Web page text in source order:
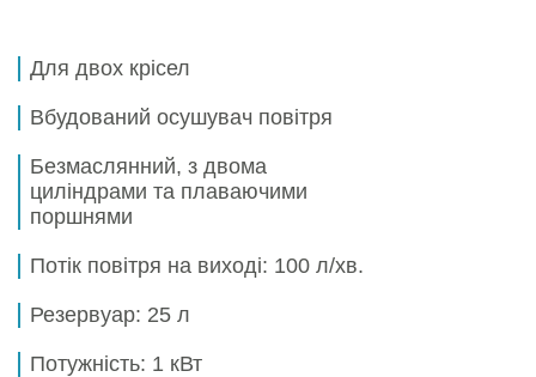
Для двох крісел
Вбудований осушувач повітря
Безмаслянний, з двома
циліндрами та плаваючими
поршнями
Потік повітря на виході: 100 л/хв.
Резервуар: 25 л
Потужність: 1 кВт